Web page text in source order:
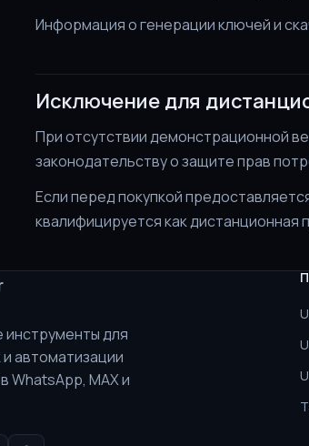
Информация о генерации ключей и
Исключение для
При отсутствии демонстрационной
законодательству о защите прав
Если перед покупкой
квалифицируется как дистанционная
для
автоматизации
WhatsApp, MAX и